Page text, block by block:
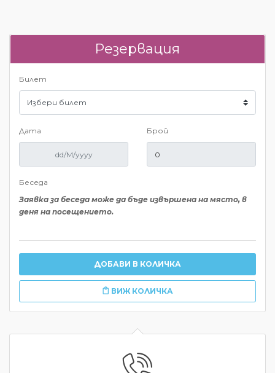
Резервация
Билет
Дата Брой
Беседа
Заявка за беседа може да бъде извършена на място, в
деня на посещението.
ДОБАВИ В КОЛИЧКА
ВИЖ КОЛИЧКА